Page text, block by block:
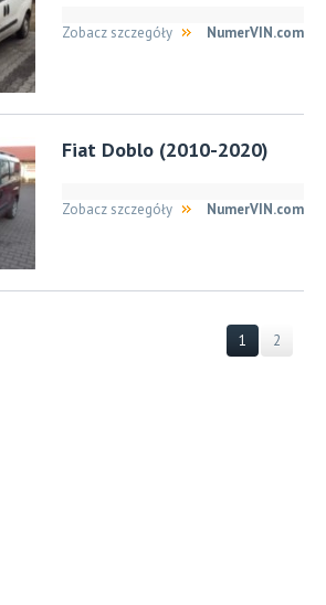
NumerVIN.com
Zobacz szczegóły
Fiat Doblo (2010-2020)
NumerVIN.com
Zobacz szczegóły
1 2